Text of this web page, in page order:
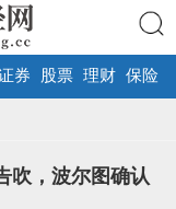
搜索
券 股票 理财 保险
吹，波尔图确认